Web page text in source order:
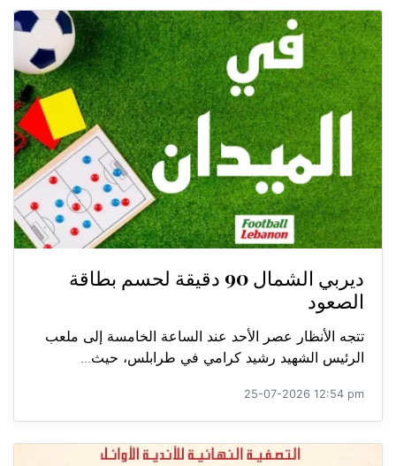
ديربي الشمال 90 دقيقة لحسم بطاقة
الصعود
تتجه الأنظار عصر الأحد عند الساعة الخامسة إلى ملعب
الرئيس الشهيد رشيد كرامي في طرابلس، حيث...
25-07-2026 12:54 pm